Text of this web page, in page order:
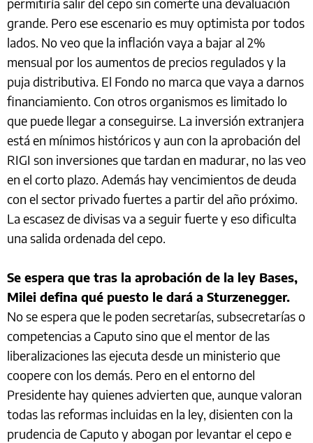
permitiría salir del cepo sin comerte una devaluación
grande. Pero ese escenario es muy optimista por todos
lados. No veo que la inflación vaya a bajar al 2%
mensual por los aumentos de precios regulados y la
puja distributiva. El Fondo no marca que vaya a darnos
financiamiento. Con otros organismos es limitado lo
que puede llegar a conseguirse. La inversión extranjera
está en mínimos históricos y aun con la aprobación del
RIGI son inversiones que tardan en madurar, no las veo
en el corto plazo. Además hay vencimientos de deuda
con el sector privado fuertes a partir del año próximo.
La escasez de divisas va a seguir fuerte y eso dificulta
una salida ordenada del cepo.
Se espera que tras la aprobación de la ley Bases,
Milei defina qué puesto le dará a Sturzenegger.
No se espera que le poden secretarías, subsecretarías o
competencias a Caputo sino que el mentor de las
liberalizaciones las ejecuta desde un ministerio que
coopere con los demás. Pero en el entorno del
Presidente hay quienes advierten que, aunque valoran
todas las reformas incluidas en la ley, disienten con la
prudencia de Caputo y abogan por levantar el cepo e